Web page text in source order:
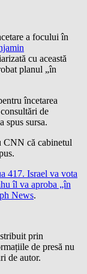
a focului în
cu această
planul „în
încetarea
de
spus sursa.
CNN că cabinetul
417. Israel va vota
îl va aproba „în
News.
prin
de presă nu
de autor.